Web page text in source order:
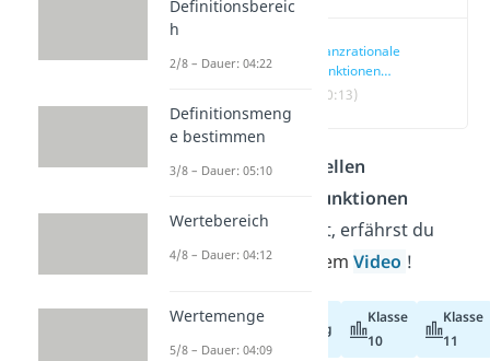
Ganzrationale
Funktionen
Nullstellen
(00:13)
Wie du dieNullstellen
ganzrationaler Funktionen
berechnen kannst, erfährst du
hierund in unseremVideo !
Abiturvorbereitung
Klasse
10
Klasse
11
Definitionsbereic
h
2/8 – Dauer: 04:22
Definitionsmeng
e bestimmen
3/8 – Dauer: 05:10
Wertebereich
4/8 – Dauer: 04:12
Wertemenge
5/8 – Dauer: 04:09